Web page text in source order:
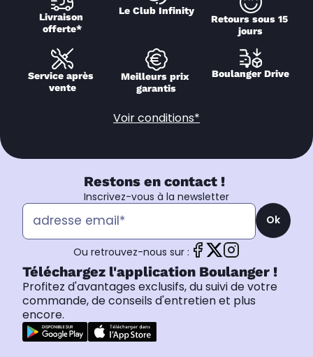
Livraison
offerte*
Le Club Infinity
Retours sous 15
jours
Service après
vente
Meilleurs prix
garantis
Boulanger Drive
Voir conditions*
Restons en contact !
Inscrivez-vous à la newsletter
Ok
Ou retrouvez-nous sur :
Téléchargez l'application Boulanger !
Profitez d'avantages exclusifs, du suivi de votre
commande, de conseils d'entretien et plus
encore.